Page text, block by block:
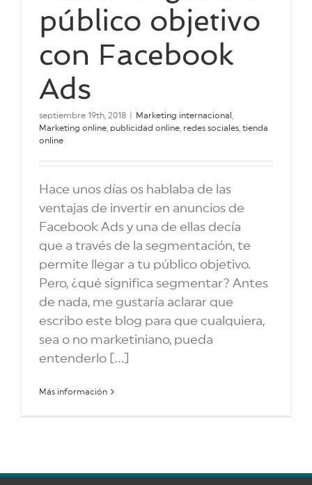
público objetivo
con Facebook
Ads
septiembre 19th, 2018 Marketing internacional
Marketing online publicidad online redes sociales tienda
online
Hace unos días os hablaba de las
ventajas de invertir en anuncios de
Facebook Ads y una de ellas decía
que a través de la segmentación, te
permite llegar a tu público objetivo.
Pero, ¿qué significa segmentar? Antes
de nada, me gustaría aclarar que
escribo este blog para que cualquiera,
sea o no marketiniano, pueda
entenderlo [...]
Más información